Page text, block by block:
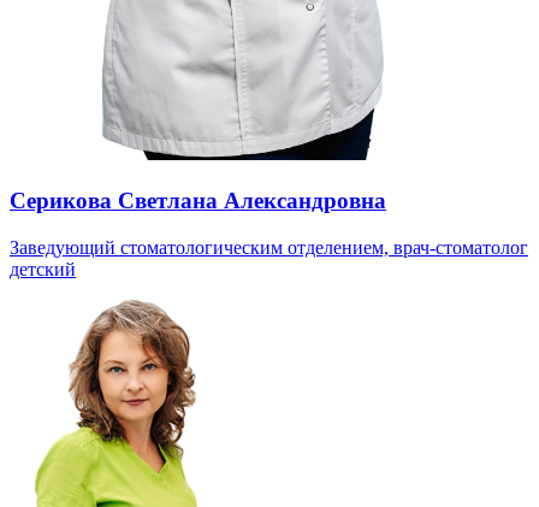
Серикова Светлана Александровна
Заведующий стоматологическим отделением, врач-стоматолог
детский